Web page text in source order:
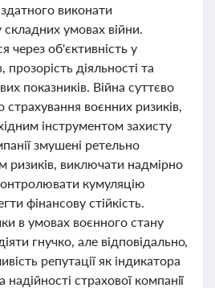
виконати
складних умовах війни.
через об'єктивність у
прозорість діяльності та
показників. Війна суттєво
страхування воєнних ризиків,
інструментом захисту
змушені ретельно
ризиків, виключати надмірно
кумуляцію
фінансову стійкість.
в умовах воєнного стану
гнучко, але відповідально,
репутації як індикатора
надійності страхової компанії